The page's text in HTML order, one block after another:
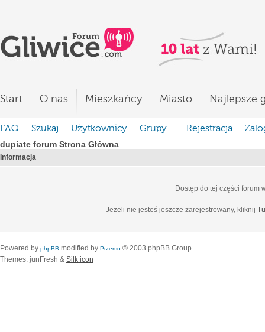
Start O nas Mieszkańcy Miasto Najlepsze
FAQ Szukaj Użytkownicy Grupy Rejestracja
dupiate forum Strona Główna
Informacja
Dostęp do tej części forum
Jeżeli nie jesteś jeszcze zarejestrowany, kliknij
Powered by phpBB modified by Przemo © 2003 phpBB Group
Themes: junFresh & Silk icon